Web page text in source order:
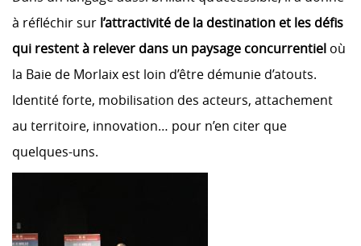
à réfléchir sur l’attractivité de la destination et les défis
qui restent à relever dans un paysage concurrentiel où
la Baie de Morlaix est loin d’être démunie d’atouts.
Identité forte, mobilisation des acteurs, attachement
au territoire, innovation… pour n’en citer que
quelques-uns.